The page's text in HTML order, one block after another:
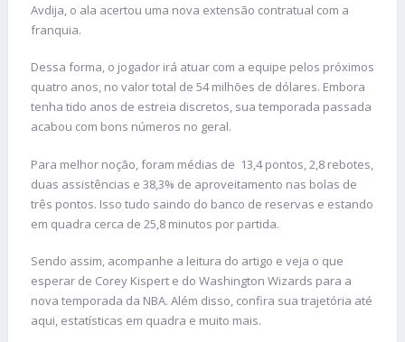
Avdija, o ala acertou uma nova extensão contratual com a
franquia.
Dessa forma, o jogador irá atuar com a equipe pelos próximos
quatro anos, no valor total de 54 milhões de dólares. Embora
tenha tido anos de estreia discretos, sua temporada passada
acabou com bons números no geral.
Para melhor noção, foram médias de 13,4 pontos, 2,8 rebotes,
duas assistências e 38,3% de aproveitamento nas bolas de
três pontos. Isso tudo saindo do banco de reservas e estando
em quadra cerca de 25,8 minutos por partida.
Sendo assim, acompanhe a leitura do artigo e veja o que
esperar de Corey Kispert e do Washington Wizards para a
nova temporada da NBA. Além disso, confira sua trajetória até
aqui, estatísticas em quadra e muito mais.